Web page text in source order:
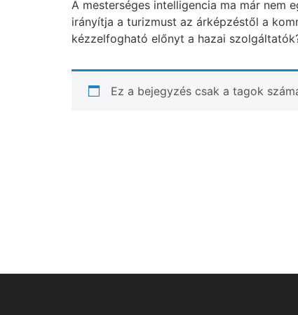
A mesterséges intelligencia ma már nem
irányítja a turizmust az árképzéstől a
kézzelfogható előnyt a hazai
Ez a bejegyzés csak a tagok